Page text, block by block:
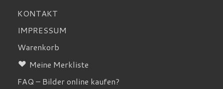
KONTAKT
IMPRESSUM
Warenkorb
Meine Merkliste
FAQ – Bilder online kaufen?